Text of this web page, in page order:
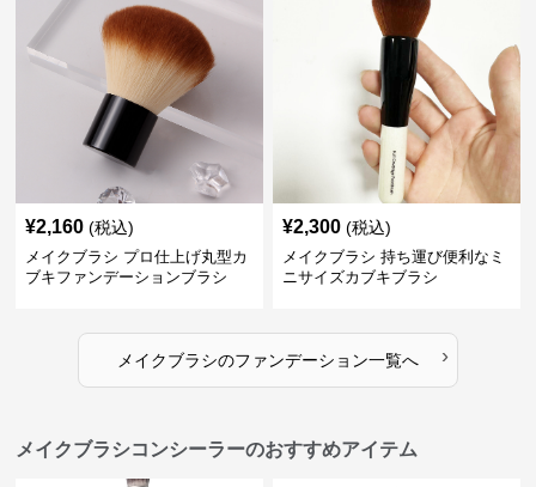
¥2,160 (税込)
メイクブラシ プロ仕上げ丸型カ
ブキファンデーションブラシ
¥2,300 (税込)
メイクブラシ 持ち運び便利なミ
ニサイズカブキブラシ
メイクブラシのファンデーション一覧へ ›
メイクブラシコンシーラーのおすすめアイテム